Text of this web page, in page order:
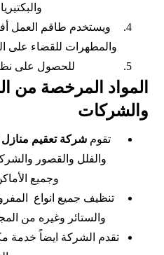
ويستخدم طاقم العمل
والمطهرات للقضاء على
للحصول على
المواد المرخصة من
والشركات
تقوم شركة تعقيم
والفلل والقصور
وجميع
تنظيف جميع انواع
والستائر وغيره من
تقدم الشركة ايضاً خدمة